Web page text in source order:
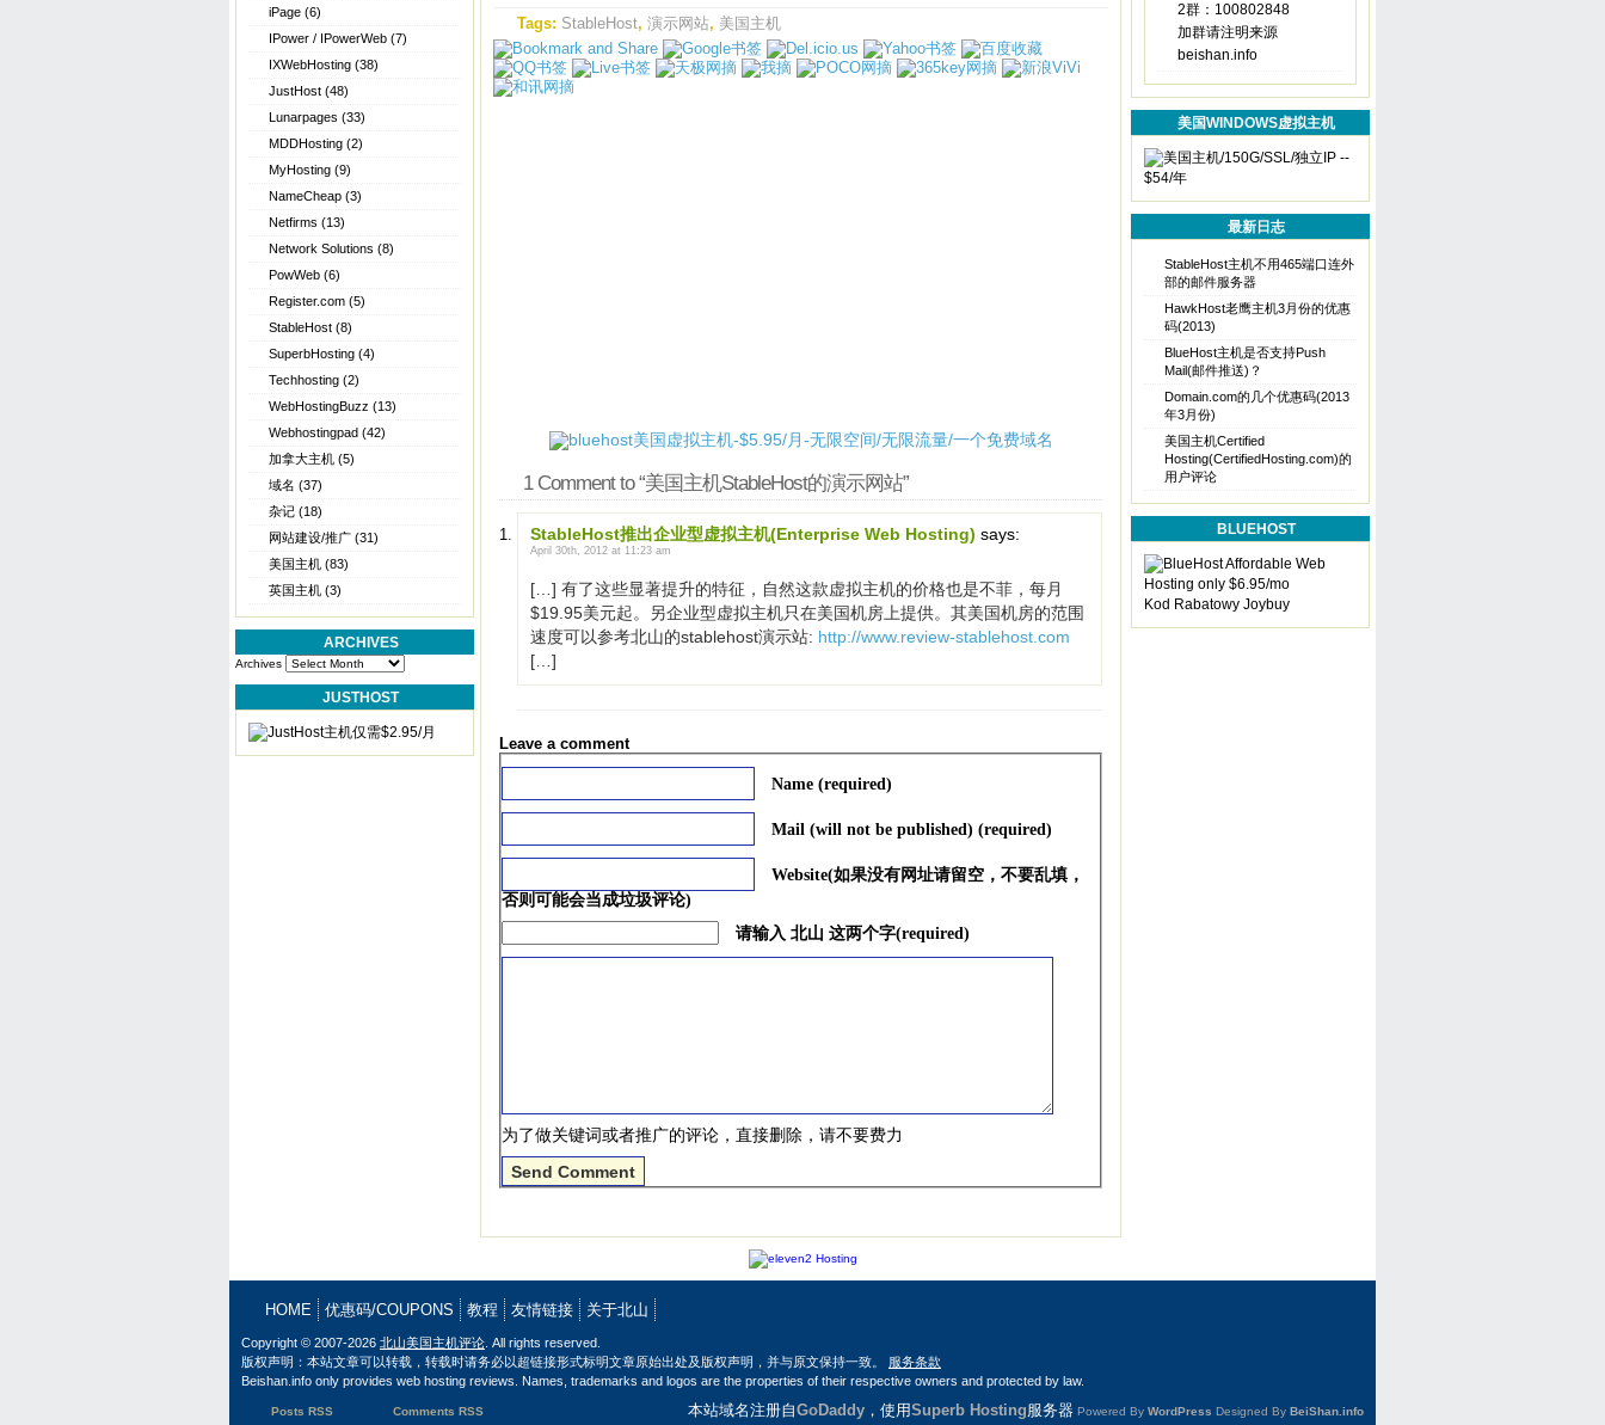
iPage (6)
IPower / IPowerWeb (7)
IXWebHosting (38)
JustHost (48)
Lunarpages (33)
MDDHosting (2)
MyHosting (9)
NameCheap (3)
Netfirms (13)
Network Solutions (8)
PowWeb (6)
Register.com (5)
StableHost (8)
SuperbHosting (4)
Techhosting (2)
WebHostingBuzz (13)
Webhostingpad (42)
加拿大主机 (5)
域名 (37)
杂记 (18)
网站建设/推广 (31)
美国主机 (83)
英国主机 (3)
ARCHIVES
Archives
JUSTHOST
Tags: StableHost, 演示网站, 美国主机
1 Comment to “美国主机StableHost的演示网站”
StableHost推出企业型虚拟主机(Enterprise Web Hosting) says:
April 30th, 2012 at 11:23 am
[…] 有了这些显著提升的特征，自然这款虚拟主机的价格也是不菲，每月
$19.95美元起。另企业型虚拟主机只在美国机房上提供。其美国机房的范围
速度可以参考北山的stablehost演示站: http://www.review-stablehost.com
[…]
Leave a comment
Name (required)
Mail (will not be published) (required)
Website(如果没有网址请留空，不要乱填，
否则可能会当成垃圾评论)
请输入 北山 这两个字(required)
为了做关键词或者推广的评论，直接删除，请不要费力
2群：100802848
加群请注明来源
beishan.info
美国WINDOWS虚拟主机
最新日志
StableHost主机不用465端口连外
部的邮件服务器
HawkHost老鹰主机3月份的优惠
码(2013)
BlueHost主机是否支持Push
Mail(邮件推送)？
Domain.com的几个优惠码(2013
年3月份)
美国主机Certified
Hosting(CertifiedHosting.com)的
用户评论
BLUEHOST
Kod Rabatowy Joybuy
HOME 优惠码/COUPONS 教程 友情链接 关于北山
Copyright © 2007-2026 北山美国主机评论 . All rights reserved.
版权声明：本站文章可以转载，转载时请务必以超链接形式标明文章原始出处及版权声明，并与原文保持一致。 服务条款
Beishan.info only provides web hosting reviews. Names, trademarks and logos are the properties of their respective owners and protected by law.
Posts RSS Comments RSS 本站域名注册自GoDaddy ，使用Superb Hosting服务器 Powered By WordPress Designed By BeiShan.info